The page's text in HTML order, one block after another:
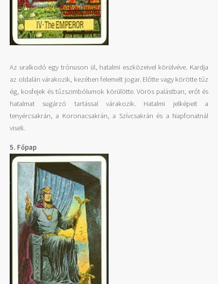
Az uralkodó egy trónuson ül, hatalmi eszközeivel körülvéve. Kardja
az oldalán várakozik, kezében felemelt jogar. Előtte vagy körötte tűz
ég, kosfejek és tűzszimbólumok körülötte. Vörös palástban, erőt és
hatalmat sugárzó tartással várakozik. Hatalmi jelképeit a
tenyércsakrán, a Koronacsakrán, a Szívcsakrán és a Napfonatnál
viseli.
5. Főpap